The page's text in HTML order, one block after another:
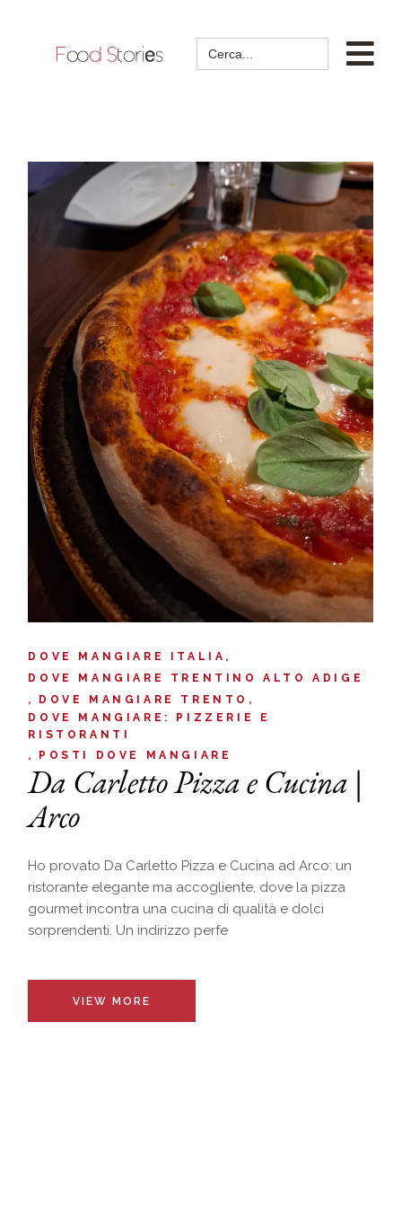
Search
for:
DOVE MANGIARE ITALIA
DOVE MANGIARE TRENTINO ALTO ADIGE
DOVE MANGIARE TRENTO
DOVE MANGIARE: PIZZERIE E
RISTORANTI
POSTI DOVE MANGIARE
Da Carletto Pizza e Cucina |
Arco
Ho provato Da Carletto Pizza e Cucina ad Arco: un
ristorante elegante ma accogliente, dove la pizza
gourmet incontra una cucina di qualità e dolci
sorprendenti. Un indirizzo perfe
VIEW MORE